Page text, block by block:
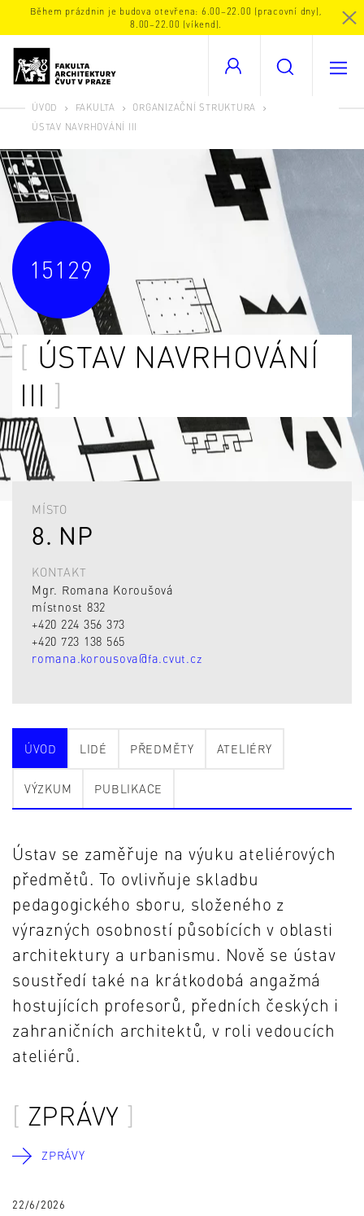
Během prázdnin je budova otevřena: 6.00–22.00 (pracovní dny),
8.00–22.00 (víkend).
ÚVOD FAKULTA
ORGANIZAČNÍ STRUKTURA
ÚSTAV NAVRHOVÁNÍ III
15129
ÚSTAV NAVRHOVÁNÍ
III
MÍSTO
8. NP
KONTAKT
Mgr. Romana Koroušová
místnost 832
+420 224 356 373
+420 723 138 565
romana.korousova@fa.cvut.cz
ÚVOD LIDÉ PŘEDMĚTY ATELIÉRY
VÝZKUM PUBLIKACE
Ústav se zaměřuje na výuku ateliérových
předmětů. To ovlivňuje skladbu
pedagogického sboru, složeného z
výrazných osobností působících v oblasti
architektury a urbanismu. Nově se ústav
soustředí také na krátkodobá angažmá
hostujících profesorů, předních českých i
zahraničních architektů, v roli vedoucích
ateliérů.
ZPRÁVY
ZPRÁVY
22/6/2026